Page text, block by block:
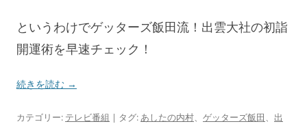
というわけでゲッターズ飯田流！出雲大社の初詣
開運術を早速チェック！
続きを読む →
カテゴリー: テレビ番組 | タグ:あしたの内村、 ゲッターズ飯田、 出